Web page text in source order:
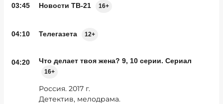
03:45 Новости ТВ-21 16+
04:10 Телегазета 12+
04:20 Что делает твоя жена? 9, 10 серии. Сериал
16+
Россия. 2017 г.
Детектив, мелодрама.